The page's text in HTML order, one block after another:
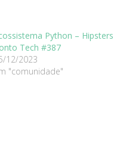
Python – Hipsters
Tech #387
12/2023
"comunidade"